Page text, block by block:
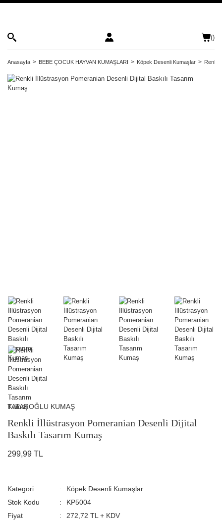
()
Anasayfa BEBE ÇOCUK HAYVAN KUMAŞLARI Köpek Desenli Kumaşlar Renkli
TATAROĞLU KUMAŞ
Renkli İllüstrasyon Pomeranian Desenli Dijital
Baskılı Tasarım Kumaş
299,99 TL
Kategori
Köpek Desenli Kumaşlar
Stok Kodu
KP5004
Fiyat
272,72 TL + KDV